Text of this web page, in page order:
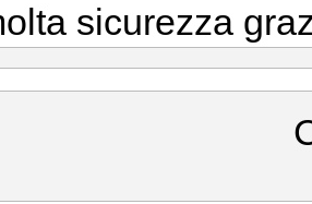
sicurezza